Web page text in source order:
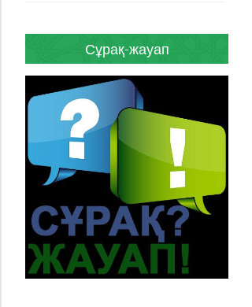
Сұрақ-жауап